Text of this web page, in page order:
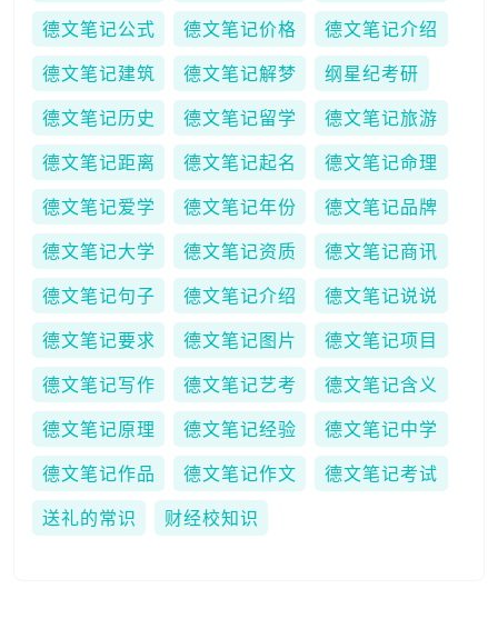
德文笔记公式
德文笔记价格
德文笔记介绍
德文笔记建筑
德文笔记解梦
纲星纪考研
德文笔记历史
德文笔记留学
德文笔记旅游
德文笔记距离
德文笔记起名
德文笔记命理
德文笔记爱学
德文笔记年份
德文笔记品牌
德文笔记大学
德文笔记资质
德文笔记商讯
德文笔记句子
德文笔记介绍
德文笔记说说
德文笔记要求
德文笔记图片
德文笔记项目
德文笔记写作
德文笔记艺考
德文笔记含义
德文笔记原理
德文笔记经验
德文笔记中学
德文笔记作品
德文笔记作文
德文笔记考试
送礼的常识
财经校知识